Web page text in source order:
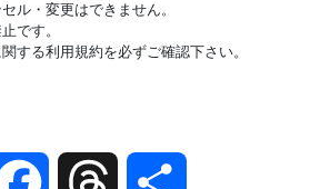
ル・変更はできません。
です。
する利用規約を必ずご確認下さい。
Facebook Threads